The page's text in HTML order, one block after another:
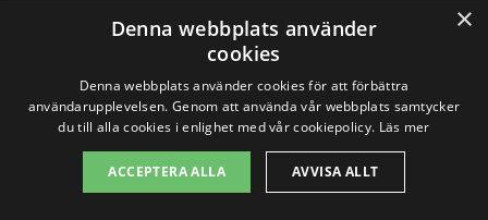
Västerås
Skinnskatteberg
Fagersta
Hallstahammar
×
Denna webbplats använder
cookies
Denna webbplats använder cookies för att förbättra
användarupplevelsen. Genom att använda vår webbplats samtycker
du till alla cookies i enlighet med vår cookiepolicy. Läs mer
ACCEPTERA ALLA AVVISA ALLT